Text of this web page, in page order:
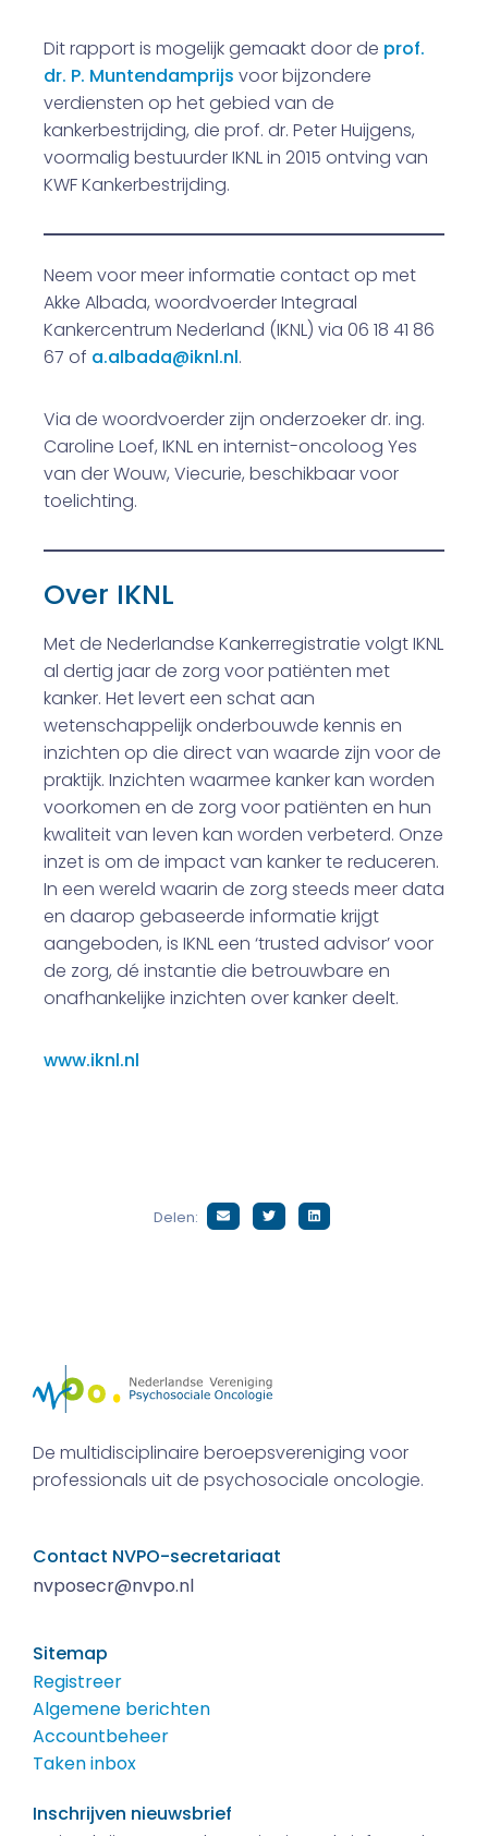
Dit rapport is mogelijk gemaakt door de prof.
dr. P. Muntendamprijs voor bijzondere
verdiensten op het gebied van de
kankerbestrijding, die prof. dr. Peter Huijgens,
voormalig bestuurder IKNL in 2015 ontving van
KWF Kankerbestrijding.
Neem voor meer informatie contact op met
Akke Albada, woordvoerder Integraal
Kankercentrum Nederland (IKNL) via 06 18 41 86
67 of a.albada@iknl.nl.
Via de woordvoerder zijn onderzoeker dr. ing.
Caroline Loef, IKNL en internist-oncoloog Yes
van der Wouw, Viecurie, beschikbaar voor
toelichting.
Over IKNL
Met de Nederlandse Kankerregistratie volgt IKNL
al dertig jaar de zorg voor patiënten met
kanker. Het levert een schat aan
wetenschappelijk onderbouwde kennis en
inzichten op die direct van waarde zijn voor de
praktijk. Inzichten waarmee kanker kan worden
voorkomen en de zorg voor patiënten en hun
kwaliteit van leven kan worden verbeterd. Onze
inzet is om de impact van kanker te reduceren.
In een wereld waarin de zorg steeds meer data
en daarop gebaseerde informatie krijgt
aangeboden, is IKNL een ‘trusted advisor’ voor
de zorg, dé instantie die betrouwbare en
onafhankelijke inzichten over kanker deelt.
www.iknl.nl
Delen:
De multidisciplinaire beroepsvereniging voor
professionals uit de psychosociale oncologie.
Contact NVPO-secretariaat
nvposecr@nvpo.nl
Sitemap
Registreer
Algemene berichten
Accountbeheer
Taken inbox
Inschrijven nieuwsbrief